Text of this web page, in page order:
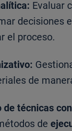
Evaluar
decisiones
el proceso.
de
de técnicas
de